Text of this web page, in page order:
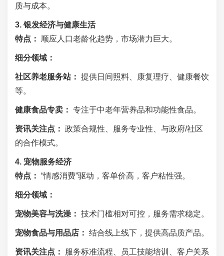
质与成本。
3. 银发经济与健康生活
特点：
顺应人口老龄化趋势，市场潜力巨大。
细分领域：
社区养老服务站： 提供日间照料、康复理疗、健康餐饮
等。
健康食品专卖： 专注于中老年营养品和功能性食品。
资讯关注点： 政策合规性、服务专业性、与政府/社区
的合作模式。
4. 宠物服务经济
特点： “情感消费”驱动，客单价高，客户粘性强。
细分领域：
宠物美容与洗澡： 技术门槛相对可控，服务需求稳定。
宠物食品与用品店： 结合线上线下，提供高品质产品。
资讯关注点： 服务标准流程、员工技能培训、客户关系